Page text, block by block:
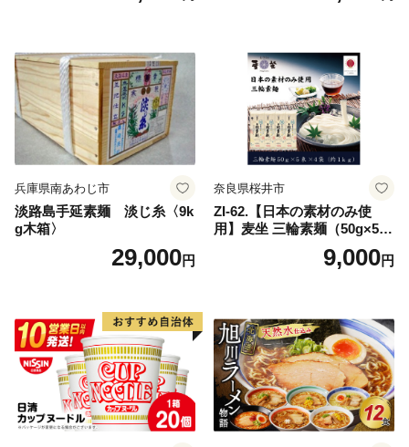
兵庫県南あわじ市
淡路島手延素麺 淡じ糸〈9k
g木箱〉
29,000円
奈良県桜井市
ZI-62.【日本の素材のみ使
用】麦坐 三輪素麺（50g×5束
9,000円